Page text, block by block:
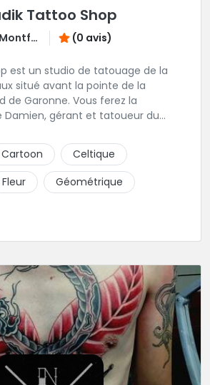
Tattoo Shop
(0 avis)
est un studio de tatouage de la
situé avant la pointe de la
Vous ferez la
Damien, gérant et tatoueur du
Cartoon
Celtique
Fleur
Géométrique